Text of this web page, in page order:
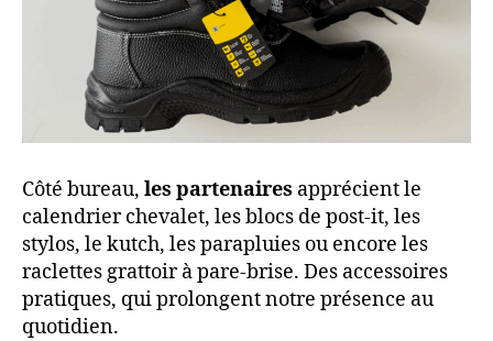
Côté bureau, les partenaires apprécient le
calendrier chevalet, les blocs de post-it, les
stylos, le kutch, les parapluies ou encore les
raclettes grattoir à pare-brise. Des accessoires
pratiques, qui prolongent notre présence au
quotidien.